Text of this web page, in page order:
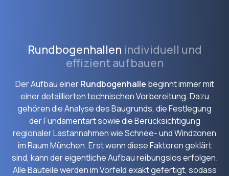
Rundbogenhallen individuell und
effizient aufbauen
Der Aufbau einerRundbogenhalle beginnt immer mit
einer detaillierten technischen Vorbereitung. Dazu
gehören die Analyse des Baugrunds, die Festlegung
der Fundamentart sowie die Berücksichtigung
regionaler Lastannahmen wie Schnee- und Windzonen
im Raum München. Erst wenn diese Faktoren geklärt
sind, kann der eigentliche Aufbau reibungslos erfolgen.
Alle Bauteile werden im Vorfeld exakt gefertigt, sodass